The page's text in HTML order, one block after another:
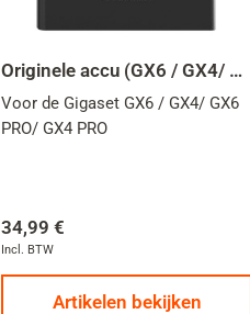
Originele accu (GX6 / GX4/ GX6 PRO/ GX4 PRO)
Voor de Gigaset GX6 / GX4/ GX6
PRO/ GX4 PRO
34,99 €
Incl. BTW
Artikelen bekijken